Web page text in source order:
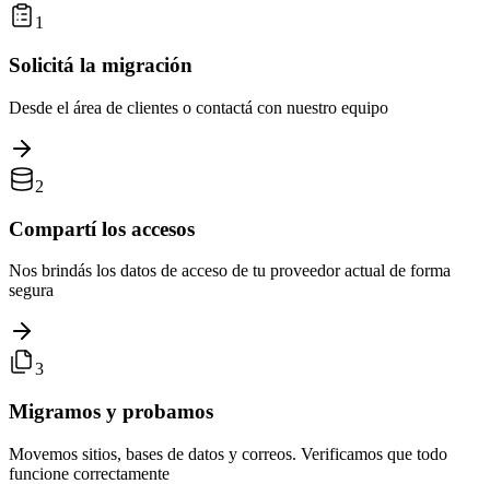
1
Solicitá la migración
Desde el área de clientes o contactá con nuestro equipo
2
Compartí los accesos
Nos brindás los datos de acceso de tu proveedor actual de forma
segura
3
Migramos y probamos
Movemos sitios, bases de datos y correos. Verificamos que todo
funcione correctamente